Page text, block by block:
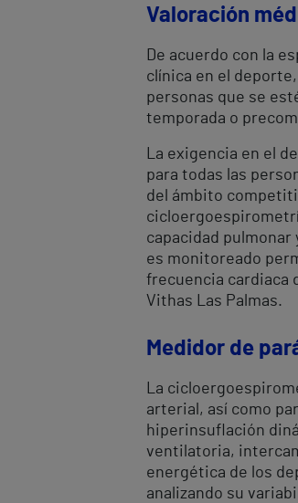
Valoración
De acuerdo con la
clínica en el
personas que se
temporada o
La exigencia en el
para todas las
del ámbito
capacidad pulmonar
es monitoreado
frecuencia cardiaca
Vithas Las Palmas.
Medidor de
La
arterial, así como
hiperinsuflación
ventilatoria,
energética de los
analizando su